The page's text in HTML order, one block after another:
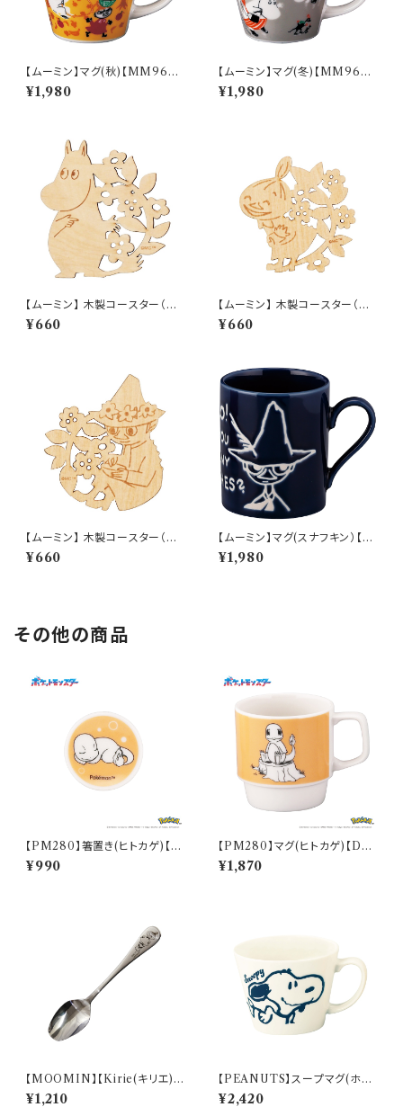
【ムーミン】マグ(秋)【MM960
0】MM9603-11
¥1,980
【ムーミン】マグ(冬)【MM960
0】MM9604-11
¥1,980
【ムーミン】 木製コースター（ム
ーミン）【木製コースター】
¥660
【ムーミン】 木製コースター（リト
ルミイ）【木製コースター】
¥660
【ムーミン】 木製コースター（ス
ナフキン）【木製コースター】
¥660
【ムーミン】マグ(スナフキン）【M
M9000】MM9003-11
¥1,980
その他の商品
【PM280】箸置き(ヒトカゲ)【D
aily Sketch】PM282-402
¥990
【PM280】マグ(ヒトカゲ)【Dail
y Sketch】PM282-11
¥1,870
【MOOMIN】【Kirie(キリエ)】
すくいやすいスプーンＳ（リトルミ
イ）【MM9000】MM9002-8
¥1,210
【PEANUTS】スープマグ(ホワ
イト)【SN2900】SN2901-36
¥2,420